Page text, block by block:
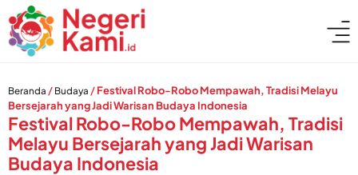
Beranda / Budaya /Festival Robo-Robo Mempawah, Tradisi Melayu
Bersejarah yang Jadi Warisan Budaya Indonesia
Festival Robo-Robo Mempawah, Tradisi
Melayu Bersejarah yang Jadi Warisan
Budaya Indonesia